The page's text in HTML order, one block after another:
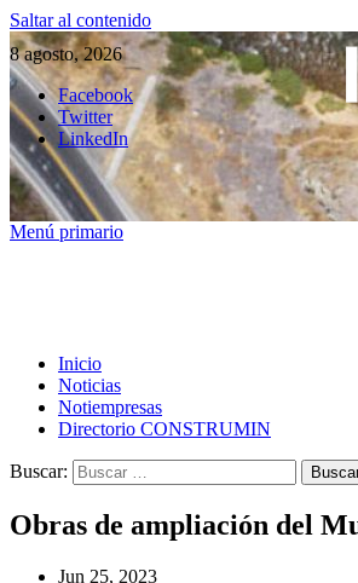
Saltar al contenido
8 agosto, 2026
Facebook
Twitter
LinkedIn
Menú primario
Inicio
Noticias
Notiempresas
Directorio CONSTRUMIN
Buscar:
Obras de ampliación del
Jun 25, 2023